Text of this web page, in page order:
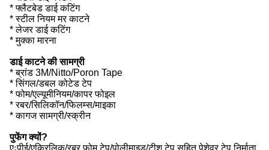
* फ्लैटबेड डाई कटिंग
* स्टील नियम मर काटने
* लेजर डाई कटिंग
* मुक्का मारना
डाई काटने की सामग्री
* ब्रांड 3M/Nitto/Poron Tape
* सिंगल/डबल कोटेड टेप
* फोम/एल्यूमीनियम/कापर फोइल
* रबर/सिलिकॉन/फिलम्स/माइका
* कागज सामग्री/स्क्रीन
पुफेंग क्यों?
एःपीई/एक्रिलिक/रबर फोम टेप/पोलीमाइड/टीशू टेप सहित पेशेवर टेप निर्माता